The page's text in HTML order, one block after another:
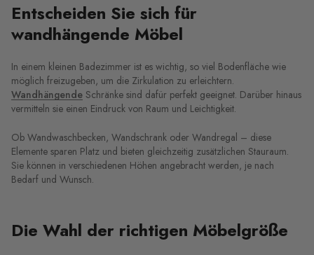
Entscheiden Sie sich für
wandhängende Möbel
In einem kleinen Badezimmer ist es wichtig, so viel Bodenfläche wie
möglich freizugeben, um die Zirkulation zu erleichtern.
Wandhängende Schränke sind dafür perfekt geeignet. Darüber hinaus
vermitteln sie einen Eindruck von Raum und Leichtigkeit.
Ob Wandwaschbecken, Wandschrank oder Wandregal – diese
Elemente sparen Platz und bieten gleichzeitig zusätzlichen Stauraum.
Sie können in verschiedenen Höhen angebracht werden, je nach
Bedarf und Wunsch.
Die Wahl der richtigen Möbelgröße